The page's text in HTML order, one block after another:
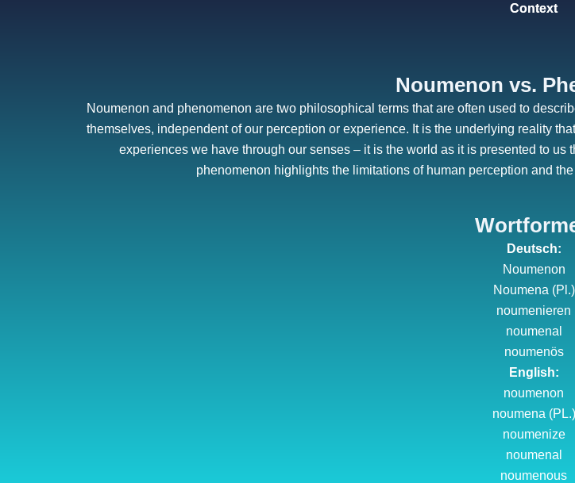
Context
Noumenon vs.
Noumenon and phenomenon are two philosophical terms that are often used to
themselves, independent of our perception or experience. It is the underlying reality
experiences we have through our senses – it is the world as it is presented to
phenomenon highlights the limitations of human perception and
Deutsch:
Noumenon
Noumena (Pl.)
noumenieren
noumenal
noumenös
English:
noumenon
noumena (PL.)
noumenize
noumenal
noumenous